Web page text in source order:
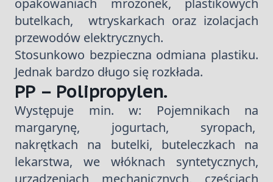
opakowaniach mrożonek, plastikowych
butelkach, wtryskarkach oraz izolacjach
przewodów elektrycznych.
Stosunkowo bezpieczna odmiana plastiku.
Jednak bardzo długo się rozkłada.
PP – Polipropylen.
Występuje min. w: Pojemnikach na
margarynę, jogurtach, syropach,
nakrętkach na butelki, buteleczkach na
lekarstwa, we włóknach syntetycznych,
urządzeniach mechanicznych, częściach